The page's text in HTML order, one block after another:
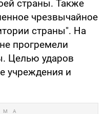
страны. Также
чрезвычайное
страны". На
прогремели
Целью ударов
учреждения и